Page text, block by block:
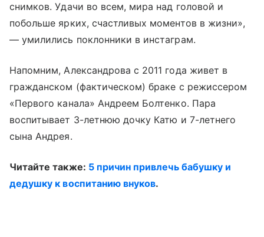
снимков. Удачи во всем, мира над головой и
побольше ярких, счастливых моментов в жизни»,
— умилились поклонники в инстаграм.
Напомним, Александрова с 2011 года живет в
гражданском (фактическом) браке с режиссером
«Первого канала» Андреем Болтенко. Пара
воспитывает 3-летнюю дочку Катю и 7-летнего
сына Андрея.
Читайте также: 5 причин привлечь бабушку и
дедушку к воспитанию внуков.